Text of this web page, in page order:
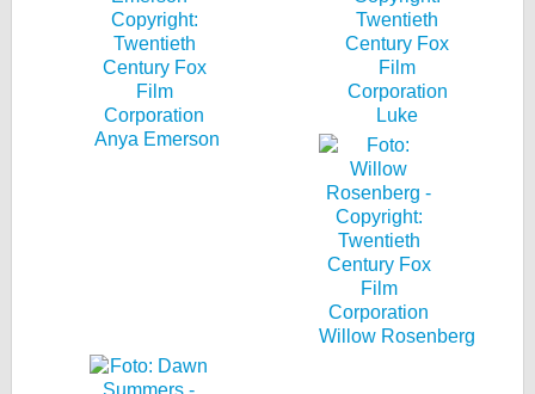
Anya Emerson
Luke
Willow Rosenberg